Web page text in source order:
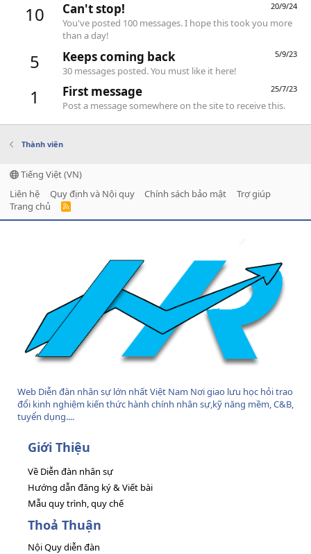
10 20/9/24
Can't stop!
You've posted 100 messages. I hope this took you more
than a day!
5 5/9/23
Keeps coming back
30 messages posted. You must like it here!
1 25/7/23
First message
Post a message somewhere on the site to receive this.
Thành viên
Tiếng Việt (VN)
Liên hệ
Quy định và Nội quy Chính sách bảo mật
Trợ giúp
Trang chủ
R
Web Diễn đàn nhân sự lớn nhất Việt Nam Nơi giao lưu học hỏi trao
đổi kinh nghiệm kiến thức hành chính nhân sự,kỹ năng mềm, C&B,
tuyển dụng....
Giới Thiệu
Về Diễn đàn nhân sự
Hướng dẫn đăng ký & Viết bài
Mẫu quy trình, quy chế
Thoả Thuận
Nội Quy diễn đàn